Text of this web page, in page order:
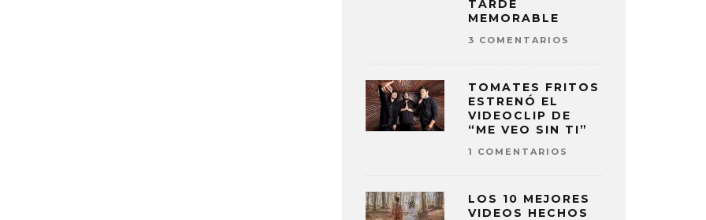
TARDE
MEMORABLE
3 COMENTARIOS
TOMATES FRITOS
ESTRENÓ EL
VIDEOCLIP DE
“ME VEO SIN TI”
1 COMENTARIOS
LOS 10 MEJORES
VIDEOS HECHOS